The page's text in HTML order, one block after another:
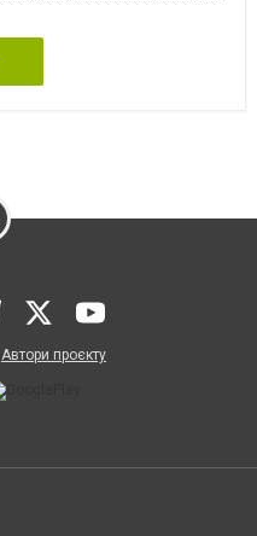
Автори проєкту